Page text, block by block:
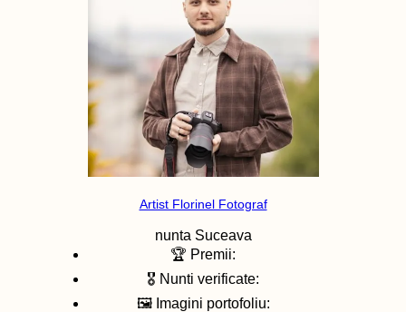
Artist Florinel Fotograf
nunta Suceava
🏆 Premii:
🎖️ Nunti verificate:
🖼️ Imagini portofoliu: